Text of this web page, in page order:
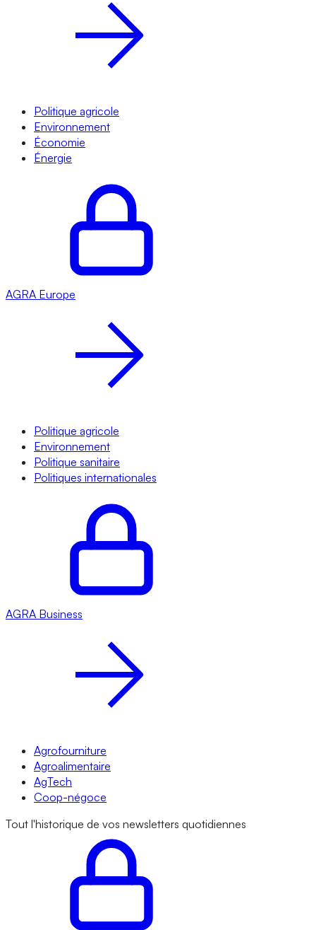
Politique agricole
Environnement
Économie
Énergie
AGRA Europe
Politique agricole
Environnement
Politique sanitaire
Politiques internationales
AGRA Business
Agrofourniture
Agroalimentaire
AgTech
Coop-négoce
Tout l'historique de vos newsletters quotidiennes